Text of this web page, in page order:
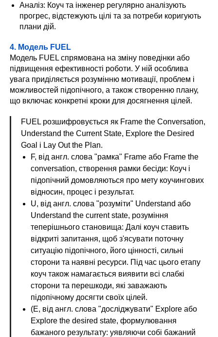
Аналіз: Коуч та інженер регулярно аналізують
прогрес, відстежують цілі та за потреби коригують
плани дій.
4. Модель FUEL
Модель FUEL спрямована на зміну поведінки або
підвищення ефективності роботи. У ній особлива
увага приділяється розумінню мотивації, проблем і
можливостей підопічного, а також створенню плану,
що включає конкретні кроки для досягнення цілей.
FUEL розшифровується як Frame the Conversation,
Understand the Current State, Explore the Desired
Goal і Lay Out the Plan.
F, від англ. слова "рамка" Frame або Frame the
conversation, створення рамки бесіди: Коуч і
підопічний домовляються про мету коучингових
відносин, процес і результат.
U, від англ. слова "розуміти" Understand або
Understand the current state, розуміння
теперішнього становища: Далі коуч ставить
відкриті запитання, щоб з'ясувати поточну
ситуацію підопічного, його цінності, сильні
сторони та наявні ресурси. Під час цього етапу
коуч також намагається виявити всі слабкі
сторони та перешкоди, які заважають
підопічному досягти своїх цілей.
(E, від англ. слова "досліджувати" Explore або
Explore the desired state, формулювання
бажаного результату: уявляючи собі бажаний